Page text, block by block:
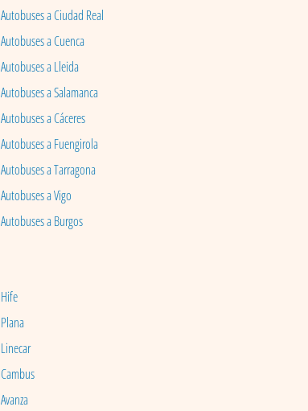
Autobuses a Ciudad Real
Autobuses a Cuenca
Autobuses a Lleida
Autobuses a Salamanca
Autobuses a Cáceres
Autobuses a Fuengirola
Autobuses a Tarragona
Autobuses a Vigo
Autobuses a Burgos
Hife
Plana
Linecar
Cambus
Avanza